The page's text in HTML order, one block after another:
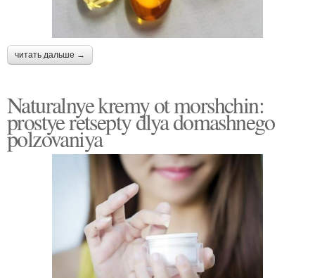
читать дальше →
Naturalnye kremy ot morshchin:
prostye retsepty dlya domashnego
polzovaniya